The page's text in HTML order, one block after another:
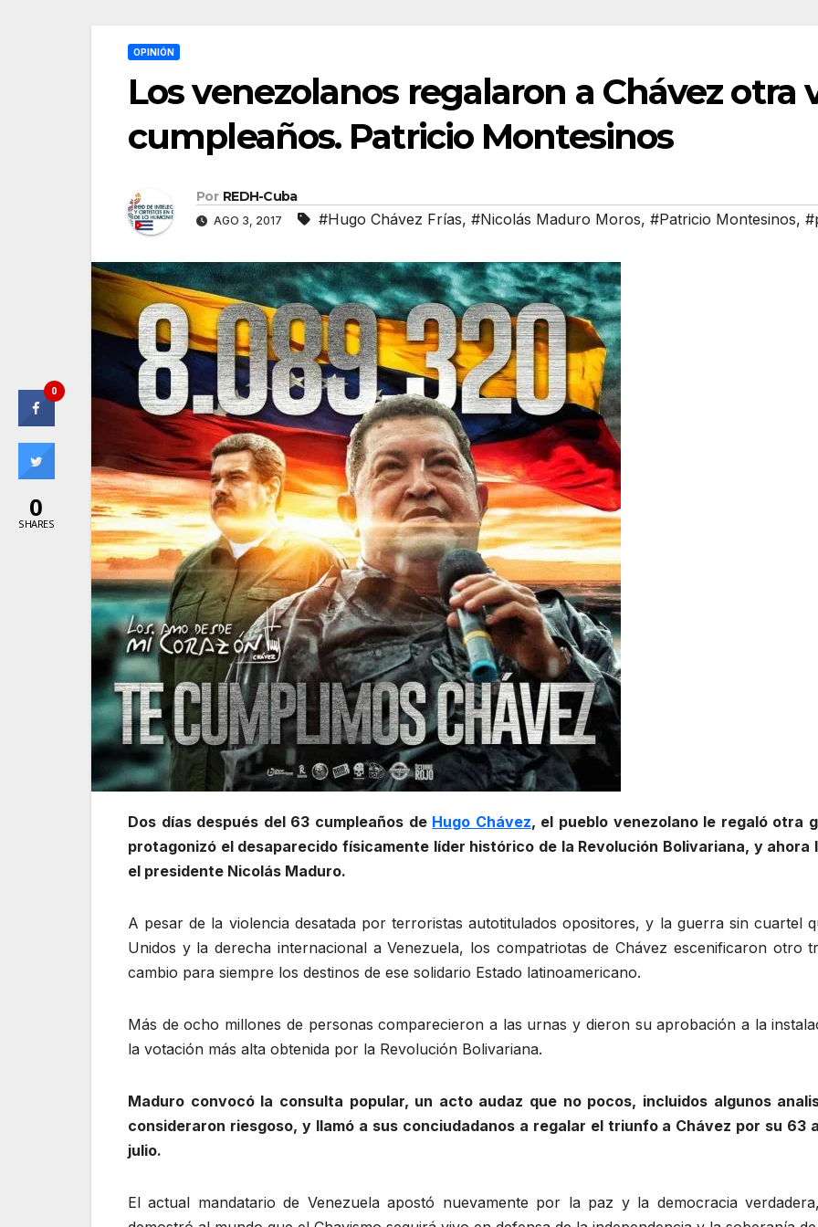
OPINIÓN
Los venezolanos regalaron a Chávez otra
cumpleaños. Patricio Montesinos
Por REDH-Cuba
AGO 3, 2017 #Hugo Chávez Frías, #Nicolás Maduro Moros, #Patricio Montesinos,
Dos días después del 63 cumpleaños de Hugo Chávez, el pueblo venezolano le regaló otra
protagonizó el desaparecido físicamente líder histórico de la Revolución Bolivariana, y ahora
el presidente Nicolás Maduro.
A pesar de la violencia desatada por terroristas autotitulados opositores, y la guerra sin cuartel
Unidos y la derecha internacional a Venezuela, los compatriotas de Chávez escenificaron
cambio para siempre los destinos de ese solidario Estado latinoamericano.
Más de ocho millones de personas comparecieron a las urnas y dieron su aprobación a la
la votación más alta obtenida por la Revolución Bolivariana.
Maduro convocó la consulta popular, un acto audaz que no pocos, incluidos algunos
consideraron riesgoso, y llamó a sus conciudadanos a regalar el triunfo a Chávez por su 63
julio.
El actual mandatario de Venezuela apostó nuevamente por la paz y la democracia
0
0
SHARES